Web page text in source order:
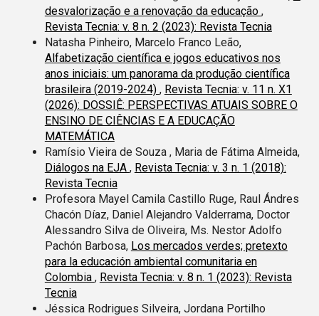
desvalorização e a renovação da educação ,
Revista Tecnia: v. 8 n. 2 (2023): Revista Tecnia
Natasha Pinheiro, Marcelo Franco Leão,
Alfabetização científica e jogos educativos nos
anos iniciais: um panorama da produção científica
brasileira (2019-2024) , Revista Tecnia: v. 11 n. X1
(2026): DOSSIÊ: PERSPECTIVAS ATUAIS SOBRE O
ENSINO DE CIÊNCIAS E A EDUCAÇÃO
MATEMÁTICA
Ramísio Vieira de Souza , Maria de Fátima Almeida,
Diálogos na EJA , Revista Tecnia: v. 3 n. 1 (2018):
Revista Tecnia
Profesora Mayel Camila Castillo Ruge, Raul Ándres
Chacón Díaz, Daniel Alejandro Valderrama, Doctor
Alessandro Silva de Oliveira, Ms. Nestor Adolfo
Pachón Barbosa, Los mercados verdes; pretexto
para la educación ambiental comunitaria en
Colombia , Revista Tecnia: v. 8 n. 1 (2023): Revista
Tecnia
Jéssica Rodrigues Silveira, Jordana Portilho